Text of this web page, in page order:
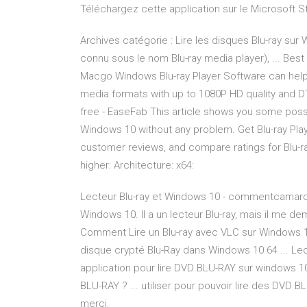
Téléchargez cette application sur le Microsoft
Archives catégorie : Lire les disques Blu-ray sur
connu sous le nom Blu-ray media player), ...
Macgo Windows Blu-ray Player Software can
media formats with up to 1080P HD quality and
free - EaseFab This article shows you some
Windows 10 without any problem. Get Blu-ray
customer reviews, and compare ratings for Blu-
higher: Architecture: x64:
Lecteur Blu-ray et Windows 10 -
Windows 10. Il a un lecteur Blu-ray, mais il me
Comment Lire un Blu-ray avec VLC sur
disque crypté Blu-Ray dans Windows 10 64 ...
application pour lire DVD BLU-RAY sur windows
BLU-RAY ? ... utiliser pour pouvoir lire des DVD
merci.